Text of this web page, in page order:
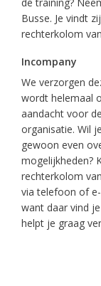
Busse. Je vindt
rechterkolom
Incompany
We verzorgen
wordt helemaal
aandacht voor
organisatie. Wil
gewoon even
mogelijkheden?
rechterkolom
via telefoon of
want daar vind
helpt je graag